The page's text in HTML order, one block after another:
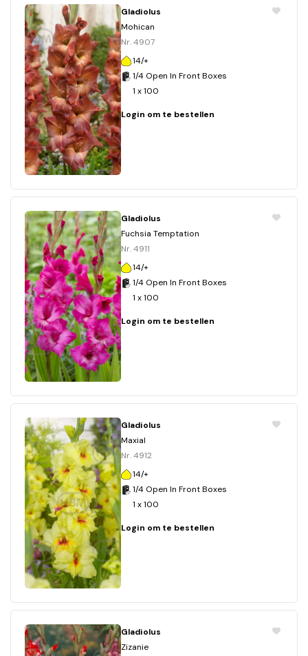
Gladiolus
Mohican
Nr. 4907
14/+
1/4 Open In Front Boxes
1 x 100
Login om te bestellen
Gladiolus
Fuchsia Temptation
Nr. 4911
14/+
1/4 Open In Front Boxes
1 x 100
Login om te bestellen
Gladiolus
Maxial
Nr. 4912
14/+
1/4 Open In Front Boxes
1 x 100
Login om te bestellen
Gladiolus
Zizanie